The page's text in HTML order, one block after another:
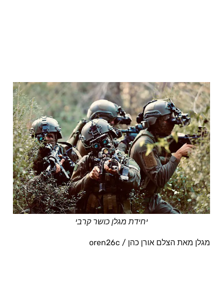
יחידת מגלן כושר קרבי
מגלן מאת הצלם אורן כהן / oren26c